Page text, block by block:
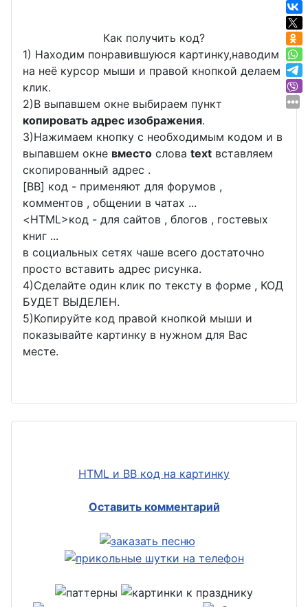
Как получить код?
1) Находим понравившуюся картинку,наводим
на неё курсор мыши и правой кнопкой делаем
клик.
2)В выпавшем окне выбираем пункт
копировать адрес изображения.
3)Нажимаем кнопку с необходимым кодом и в
выпавшем окне вместо слова text вставляем
скопированный адрес .
[BB] код - применяют для форумов ,
комментов , общении в чатах ...
<HTML>код - для сайтов , блогов , гостевых
книг ...
в социальных сетях чаше всего достаточно
просто вставить адрес рисунка.
4)Сделайте один клик по тексту в форме , КОД
БУДЕТ ВЫДЕЛЕН.
5)Копируйте код правой кнопкой мыши и
показывайте картинку в нужном для Вас
месте.
HTML и BB код на картинку
Оставить комментарий